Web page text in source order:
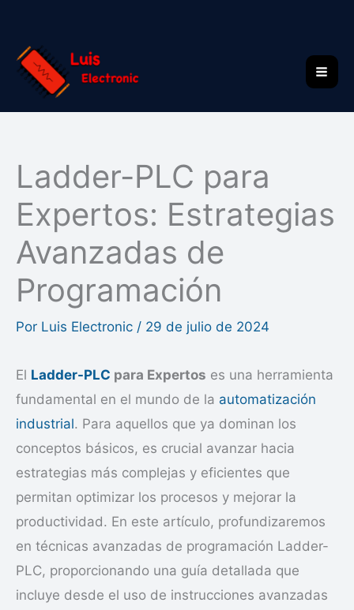
contenido
Ladder-PLC para
Expertos: Estrategias
Avanzadas de
Programación
Por Luis Electronic / 29 de julio de 2024
El Ladder-PLC para Expertos es una herramienta
fundamental en el mundo de la automatización
industrial. Para aquellos que ya dominan los
conceptos básicos, es crucial avanzar hacia
estrategias más complejas y eficientes que
permitan optimizar los procesos y mejorar la
productividad. En este artículo, profundizaremos
en técnicas avanzadas de programación Ladder-
PLC, proporcionando una guía detallada que
incluye desde el uso de instrucciones avanzadas